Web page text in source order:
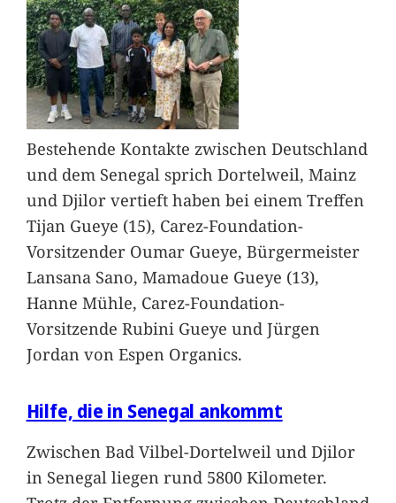
Bestehende Kontakte zwischen Deutschland
und dem Senegal sprich Dortelweil, Mainz
und Djilor vertieft haben bei einem Treffen
Tijan Gueye (15), Carez-Foundation-
Vorsitzender Oumar Gueye, Bürgermeister
Lansana Sano, Mamadoue Gueye (13),
Hanne Mühle, Carez-Foundation-
Vorsitzende Rubini Gueye und Jürgen
Jordan von Espen Organics.
Hilfe, die in Senegal ankommt
Zwischen Bad Vilbel-Dortelweil und Djilor
in Senegal liegen rund 5800 Kilometer.